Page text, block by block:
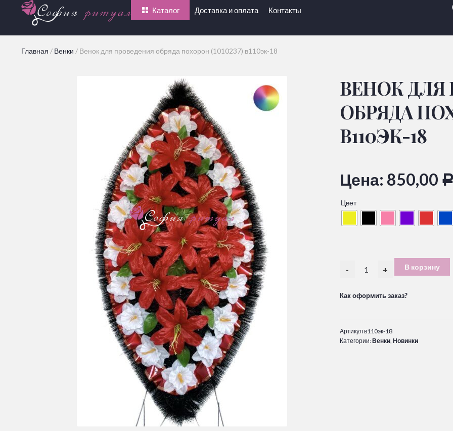
Каталог Доставка и оплата Контакты
Главная / Венки / Венок для проведения обряда похорон (1010237) в110эк-18
ВЕНОК ДЛЯ
ОБРЯДА
В110ЭК-18
Цена: 850,00 Р
Цвет
- + В корзину
Как оформить заказ?
Артикулв110эк-18
Категории:Венки, Новинки